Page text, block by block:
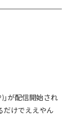
」が配信開始され
だけでええやん